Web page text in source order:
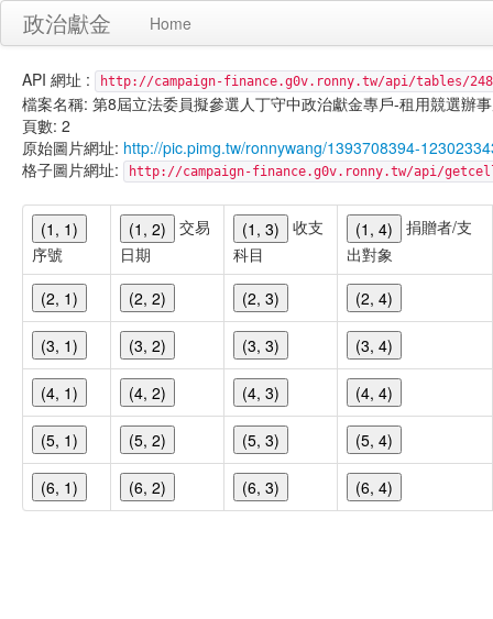
政治獻金 Home
API 網址 : http://campaign-finance.g0v.ronny.tw/api/tables/
檔案名稱: 第8屆立法委員擬參選人丁守中政治獻金專戶-租用競選辦
頁數: 2
原始圖片網址: http://pic.pimg.tw/ronnywang/1393708394-
格子圖片網址:
http://campaign-finance.g0v.ronny.tw/api/
(1, 1)
序號
(1, 2)
交易
日期
(1, 3)
收支
科目
(1, 4)
捐贈者/支
出對象
(2, 1)
(2, 2) (2, 3) (2, 4)
(3, 1) (3, 2) (3, 3) (3, 4)
(4, 1) (4, 2) (4, 3) (4, 4)
(5, 1) (5, 2) (5, 3) (5, 4)
(6, 1) (6, 2) (6, 3) (6, 4)